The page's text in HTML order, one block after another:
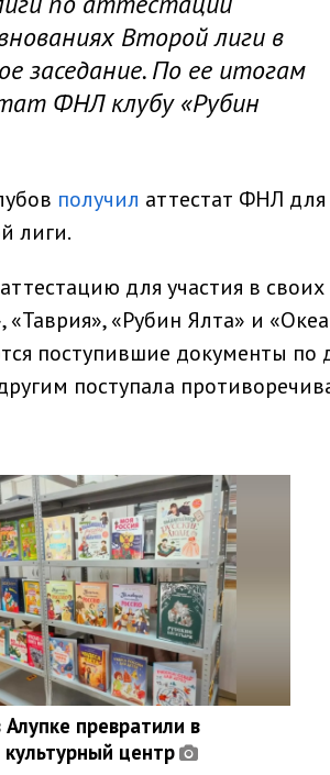
Второй лиги в
заседание. По ее итогам
ФНЛ клубу «Рубин
получил аттестат ФНЛ для
лиги.
для участия в своих
«Рубин Ялта» и
поступившие документы по
поступала
превратили в
центр